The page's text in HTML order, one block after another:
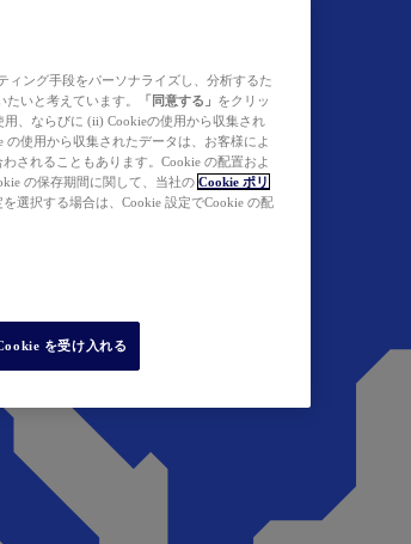
ィング手段をパーソナライズし、分析するた
いと考えています。
「同意する」 をクリッ
、ならびに (ii) Cookieの使用から収集され
使用から収集されたデータは、お客様によ
されることもあります。Cookie の配置およ
の保存期間に関して、当社の Cookie ポリ
選択する場合は、Cookie 設定でCookie の配
を受け入れる